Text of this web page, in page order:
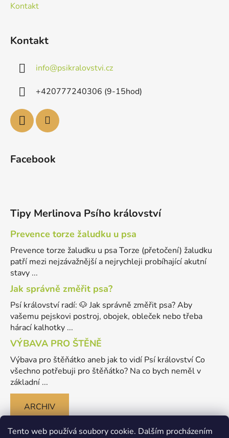
Tento web používá soubory cookie. Dalším procházením
Kontakt
Kontakt
info@psikralovstvi.cz
+420777240306 (9-15hod)
Facebook
Tipy Merlinova Psího království
Prevence torze žaludku u psa
Prevence torze žaludku u psa Torze (přetočení) žaludku
patří mezi nejzávažnější a nejrychleji probíhající akutní
stavy ...
Jak správně změřit psa?
Psí království radí: 🐶 Jak správně změřit psa? Aby
vašemu pejskovi postroj, obojek, obleček nebo třeba
hárací kalhotky ...
VÝBAVA PRO ŠTĚNĚ
Výbava pro štěňátko aneb jak to vidí Psí království Co
všechno potřebuji pro štěňátko? Na co bych neměl v
základní ...
ARCHIV